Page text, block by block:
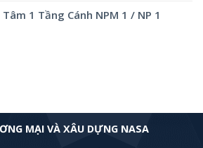
1 Tầng Cánh NPM 1 / NP 1
MẠI VÀ XÂU DỰNG NASA